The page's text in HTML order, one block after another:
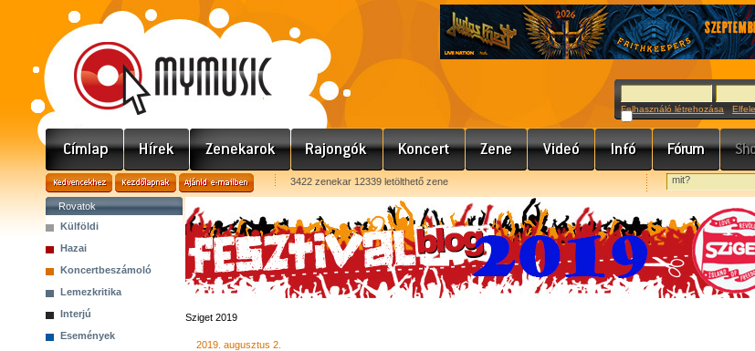
Felhasználó létrehozása
3422 zenekar 12339 letölthető zene
Rovatok
Külföldi
Hazai
Koncertbeszámoló
Lemezkritika
Interjú
Események
Sziget 2019
2019. augusztus 2.